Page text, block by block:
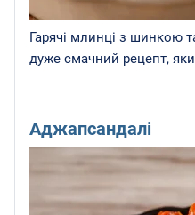
Гарячі млинці з шинкою
дуже смачний рецепт,
Аджапсандалі